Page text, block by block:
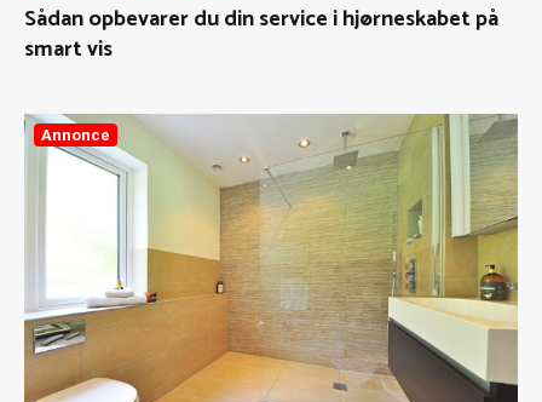
Sådan opbevarer du din service i hjørneskabet på
smart vis
Annonce